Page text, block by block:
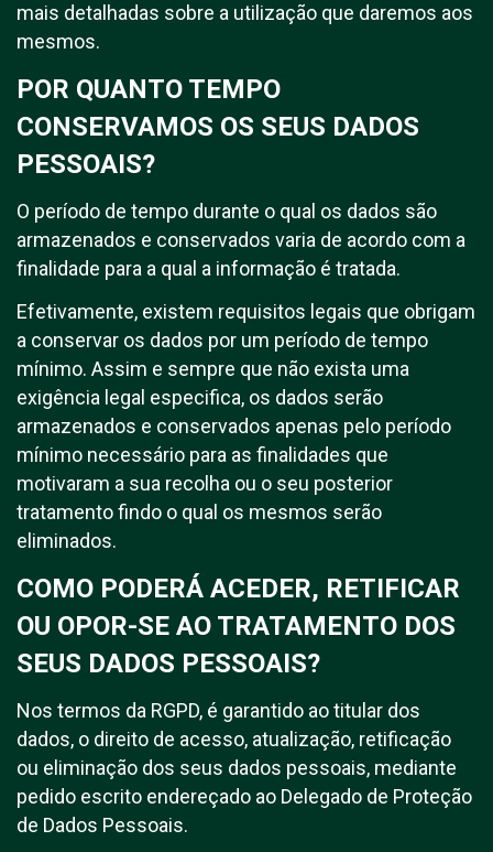
mais detalhadas sobre a utilização que daremos aos
mesmos.
POR QUANTO TEMPO
CONSERVAMOS OS SEUS DADOS
PESSOAIS?
O período de tempo durante o qual os dados são
armazenados e conservados varia de acordo com a
finalidade para a qual a informação é tratada.
Efetivamente, existem requisitos legais que obrigam
a conservar os dados por um período de tempo
mínimo. Assim e sempre que não exista uma
exigência legal especifica, os dados serão
armazenados e conservados apenas pelo período
mínimo necessário para as finalidades que
motivaram a sua recolha ou o seu posterior
tratamento findo o qual os mesmos serão
eliminados.
COMO PODERÁ ACEDER, RETIFICAR
OU OPOR-SE AO TRATAMENTO DOS
SEUS DADOS PESSOAIS?
Nos termos da RGPD, é garantido ao titular dos
dados, o direito de acesso, atualização, retificação
ou eliminação dos seus dados pessoais, mediante
pedido escrito endereçado ao Delegado de Proteção
de Dados Pessoais.